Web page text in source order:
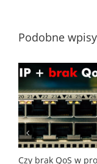
Podobne wpisy
Lab 08